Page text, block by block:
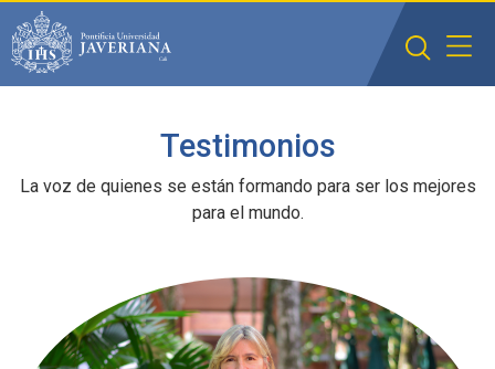
Testimonios
La voz de quienes se están formando para ser los mejores
para el mundo.